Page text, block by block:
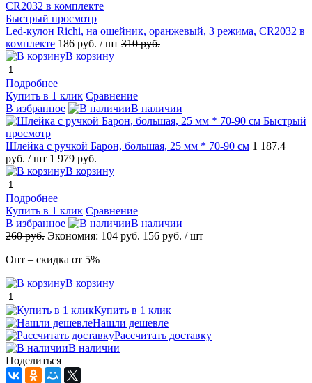
Быстрый просмотр
Led-кулон Richi, на ошейник, оранжевый, 3 режима, CR2032 в
комплекте 186 руб. / шт 310руб.
В корзину
Подробнее
Купить в 1 клик Сравнение
В избранное
В наличии
Быстрый
просмотр
Шлейка с ручкой Барон, большая, 25 мм * 70-90 см 1 187.4
руб. / шт 1 979руб.
В корзину
Подробнее
Купить в 1 клик Сравнение
В избранное
В наличии
260руб. Экономия: 104 руб. 156 руб. / шт
Опт – скидка от 5%
В корзину
Купить в 1 клик
Нашли дешевле
Рассчитать доставку
В наличии
Поделиться